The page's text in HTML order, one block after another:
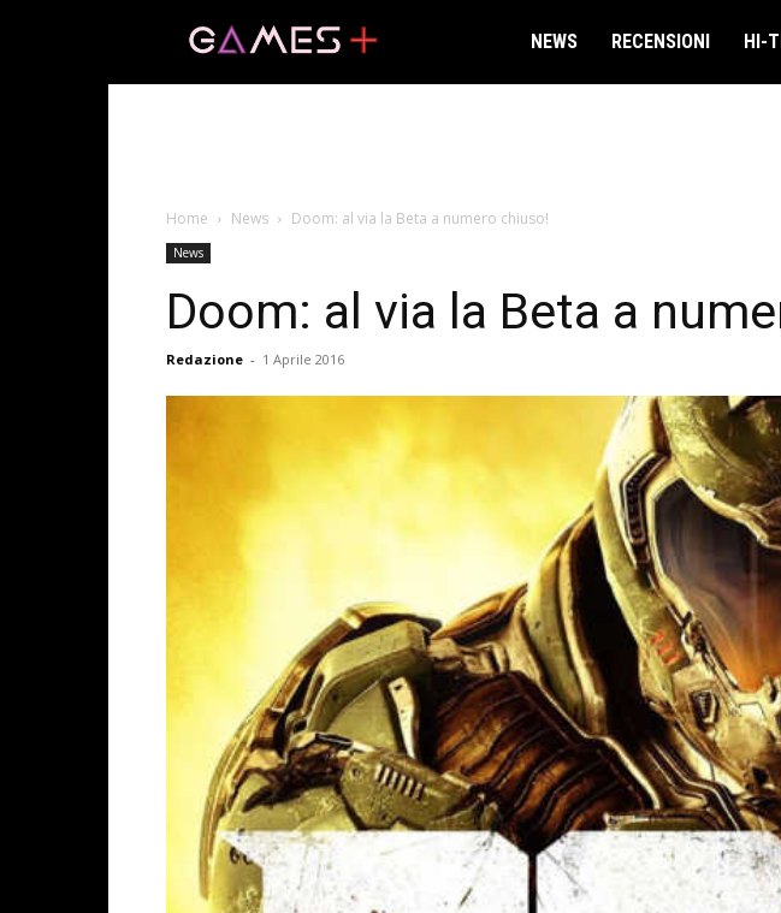
NEWS RECENSIONI HI-
Home News Doom: al via la Beta a numero chiuso!
News
Doom: al via la Beta a
Redazione - 1 Aprile 2016